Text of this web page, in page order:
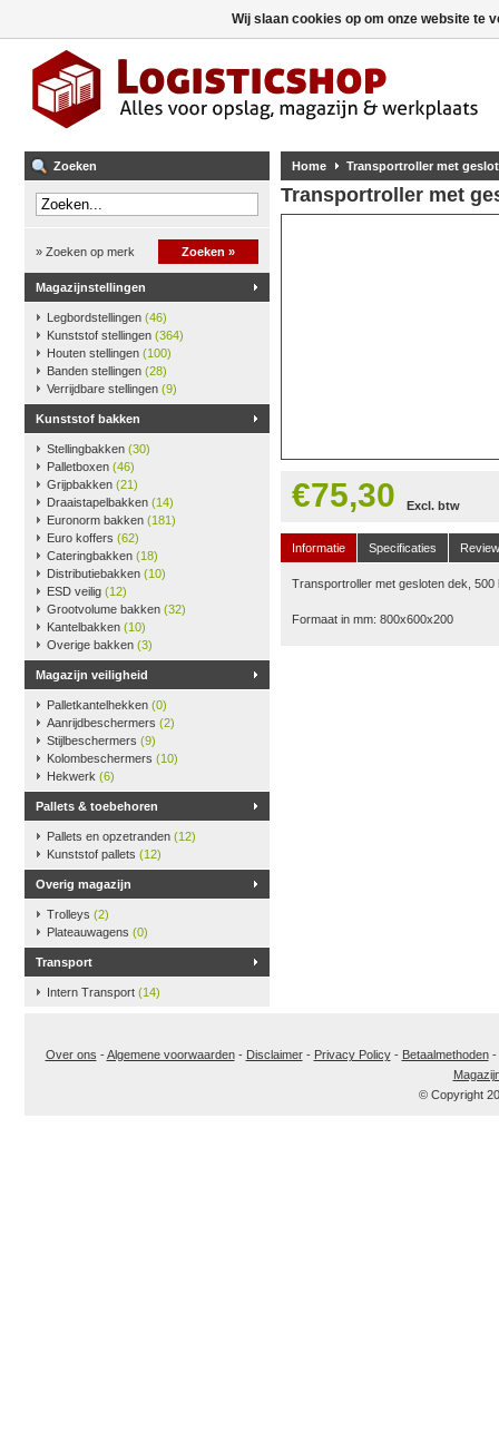
Zoeken
» Zoeken op merk Zoeken »
Magazijnstellingen
Legbordstellingen (46)
Kunststof stellingen (364)
Houten stellingen (100)
Banden stellingen (28)
Verrijdbare stellingen (9)
Kunststof bakken
Stellingbakken (30)
Palletboxen (46)
Grijpbakken (21)
Draaistapelbakken (14)
Euronorm bakken (181)
Euro koffers (62)
Cateringbakken (18)
Distributiebakken (10)
ESD veilig (12)
Grootvolume bakken (32)
Kantelbakken (10)
Overige bakken (3)
Magazijn veiligheid
Palletkantelhekken (0)
Aanrijdbeschermers (2)
Stijlbeschermers (9)
Kolombeschermers (10)
Hekwerk (6)
Pallets & toebehoren
Pallets en opzetranden (12)
Kunststof pallets (12)
Overig magazijn
Trolleys (2)
Plateauwagens (0)
Transport
Intern Transport (14)
Home Transportroller met
Transportroller met
€75,30 Excl. btw
Informatie Specificaties
Transportroller met gesloten dek, 500
Formaat in mm: 800x600x200
Over ons -Algemene voorwaarden- Disclaimer- Privacy Policy- Betaalmethoden-
© Copyright
Wij slaan cookies op om onze website te